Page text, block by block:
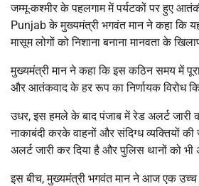
जम्मू-कश्मीर के पहलगाम में पर्यटकों पर हुए
Punjab के मुख्यमंत्री भगवंत मान ने कहा कि
मासूम लोगों को निशाना बनाना मानवता के
मुख्यमंत्री मान ने कहा कि इस कठिन समय में
और आतंकवाद के हर रूप का निर्णायक विरोध
उधर, इस हमले के बाद पंजाब में रेड अलर्ट जारी
नाकाबंदी करके वाहनों और संदिग्ध व्यक्तियों
अलर्ट जारी कर दिया है और पुलिस थानों को भी
इस बीच, मुख्यमंत्री भगवंत मान ने आज एक